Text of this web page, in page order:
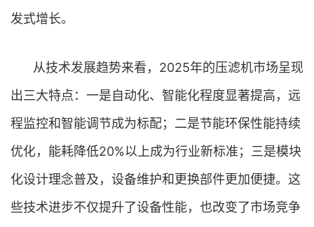
发式增长。
从技术发展趋势来看，2025年的压滤机市场呈现
出三大特点：一是自动化、智能化程度显著提高，远
程监控和智能调节成为标配；二是节能环保性能持续
优化，能耗降低20%以上成为行业新标准；三是模块
化设计理念普及，设备维护和更换部件更加便捷。这
些技术进步不仅提升了设备性能，也改变了市场竞争